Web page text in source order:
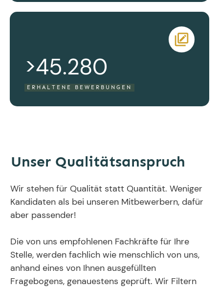
>45.280
ERHALTENE BEWERBUNGEN
Unser Qualitätsanspruch
Wir stehen für Qualität statt Quantität. Weniger
Kandidaten als bei unseren Mitbewerbern, dafür
aber passender!
Die von uns empfohlenen Fachkräfte für Ihre
Stelle, werden fachlich wie menschlich von uns,
anhand eines von Ihnen ausgefüllten
Fragebogens, genauestens geprüft. Wir Filtern